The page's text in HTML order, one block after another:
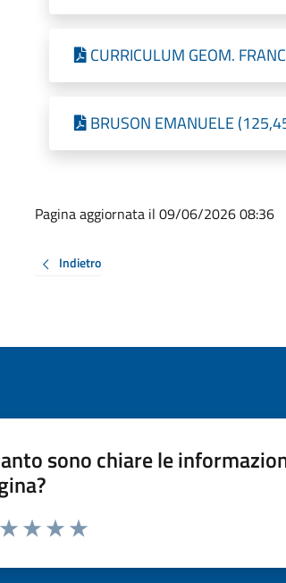
CURRICULUM GEOM.
BRUSON EMANUELE
Pagina aggiornata il 09/06/2026 08:36
Indietro
sono chiare le
da 1 a 5 stelle la pagina